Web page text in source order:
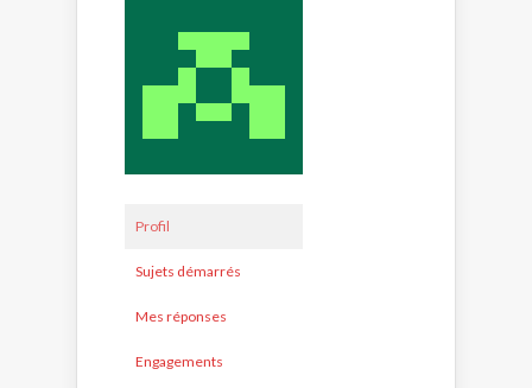
Profil
Sujets démarrés
Mes réponses
Engagements